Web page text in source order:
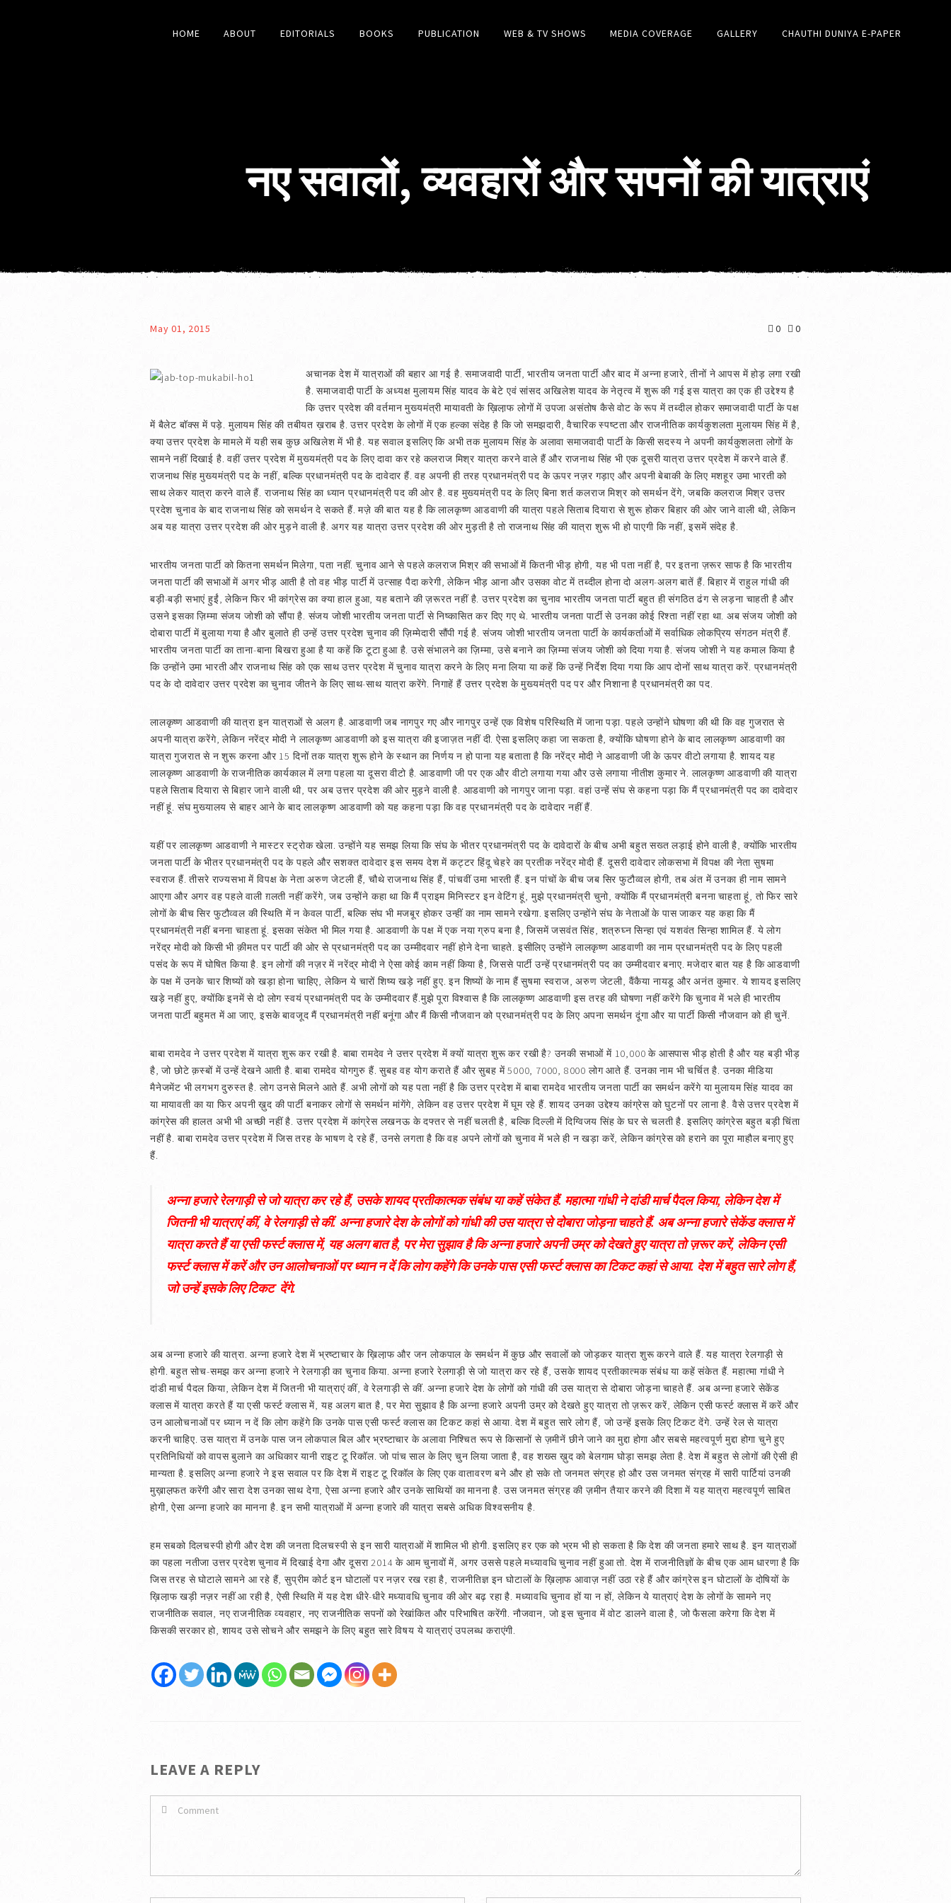
HOME ABOUT EDITORIALS BOOKS PUBLICATION WEB & TV SHOWS MEDIA COVERAGE GALLERY CHAUTHI DUNIYA E-PAPER
नए सवालों, व्यवहारों और सपनों की यात्राएं
May 01, 2015 0 0
अचानक देश में यात्राओं की बहार आ गई है. समाजवादी पार्टी, भारतीय जनता पार्टी और बाद में अन्ना हजारे, तीनों ने आपस में होड़ लगा रखी
है. समाजवादी पार्टी के अध्यक्ष मुलायम सिंह यादव के बेटे एवं सांसद अखिलेश यादव के नेतृत्व में शुरू की गई इस यात्रा का एक ही उद्देश्य है
कि उत्तर प्रदेश की वर्तमान मुख्यमंत्री मायावती के ख़िला़फ लोगों में उपजा असंतोष कैसे वोट के रूप में तब्दील होकर समाजवादी पार्टी के पक्ष
में बैलेट बॉक्स में पड़े. मुलायम सिंह की तबीयत ख़राब है. उत्तर प्रदेश के लोगों में एक हल्का संदेह है कि जो समझदारी, वैचारिक स्पष्टता और राजनीतिक कार्यकुशलता मुलायम सिंह में है,
क्या उत्तर प्रदेश के मामले में यही सब कुछ अखिलेश में भी है. यह सवाल इसलिए कि अभी तक मुलायम सिंह के अलावा समाजवादी पार्टी के किसी सदस्य ने अपनी कार्यकुशलता लोगों के
सामने नहीं दिखाई है. वहीं उत्तर प्रदेश में मुख्यमंत्री पद के लिए दावा कर रहे कलराज मिश्र यात्रा करने वाले हैं और राजनाथ सिंह भी एक दूसरी यात्रा उत्तर प्रदेश में करने वाले हैं.
राजनाथ सिंह मुख्यमंत्री पद के नहीं, बल्कि प्रधानमंत्री पद के दावेदार हैं. वह अपनी ही तरह प्रधानमंत्री पद के ऊपर नज़र गड़ाए और अपनी बेबाकी के लिए मशहूर उमा भारती को
साथ लेकर यात्रा करने वाले हैं. राजनाथ सिंह का ध्यान प्रधानमंत्री पद की ओर है. वह मुख्यमंत्री पद के लिए बिना शर्त कलराज मिश्र को समर्थन देंगे, जबकि कलराज मिश्र उत्तर
प्रदेश चुनाव के बाद राजनाथ सिंह को समर्थन दे सकते हैं. मज़े की बात यह है कि लालकृष्ण आडवाणी की यात्रा पहले सिताब दियारा से शुरू होकर बिहार की ओर जाने वाली थी, लेकिन
अब यह यात्रा उत्तर प्रदेश की ओर मुड़ने वाली है. अगर यह यात्रा उत्तर प्रदेश की ओर मुड़ती है तो राजनाथ सिंह की यात्रा शुरू भी हो पाएगी कि नहीं, इसमें संदेह है.
भारतीय जनता पार्टी को कितना समर्थन मिलेगा, पता नहीं. चुनाव आने से पहले कलराज मिश्र की सभाओं में कितनी भीड़ होगी, यह भी पता नहीं है, पर इतना ज़रूर साफ है कि भारतीय
जनता पार्टी की सभाओं में अगर भीड़ आती है तो वह भीड़ पार्टी में उत्साह पैदा करेगी, लेकिन भीड़ आना और उसका वोट में तब्दील होना दो अलग-अलग बातें हैं. बिहार में राहुल गांधी की
बड़ी-बड़ी सभाएं हुईं, लेकिन फिर भी कांग्रेस का क्या हाल हुआ, यह बताने की ज़रूरत नहीं है. उत्तर प्रदेश का चुनाव भारतीय जनता पार्टी बहुत ही संगठित ढंग से लड़ना चाहती है और
उसने इसका ज़िम्मा संजय जोशी को सौंपा है. संजय जोशी भारतीय जनता पार्टी से निष्कासित कर दिए गए थे. भारतीय जनता पार्टी से उनका कोई रिश्ता नहीं रहा था. अब संजय जोशी को
दोबारा पार्टी में बुलाया गया है और बुलाते ही उन्हें उत्तर प्रदेश चुनाव की ज़िम्मेदारी सौंपी गई है. संजय जोशी भारतीय जनता पार्टी के कार्यकर्ताओं में सर्वाधिक लोकप्रिय संगठन मंत्री हैं.
भारतीय जनता पार्टी का ताना-बाना बिखरा हुआ है या कहें कि टूटा हुआ है. उसे संभालने का ज़िम्मा, उसे बनाने का ज़िम्मा संजय जोशी को दिया गया है. संजय जोशी ने यह कमाल किया है
कि उन्होंने उमा भारती और राजनाथ सिंह को एक साथ उत्तर प्रदेश में चुनाव यात्रा करने के लिए मना लिया या कहें कि उन्हें निर्देश दिया गया कि आप दोनों साथ यात्रा करें. प्रधानमंत्री
पद के दो दावेदार उत्तर प्रदेश का चुनाव जीतने के लिए साथ-साथ यात्रा करेंगे. निगाहें हैं उत्तर प्रदेश के मुख्यमंत्री पद पर और निशाना है प्रधानमंत्री का पद.
लालकृष्ण आडवाणी की यात्रा इन यात्राओं से अलग है. आडवाणी जब नागपुर गए और नागपुर उन्हें एक विशेष परिस्थिति में जाना पड़ा. पहले उन्होंने घोषणा की थी कि वह गुजरात से
अपनी यात्रा करेंगे, लेकिन नरेंद्र मोदी ने लालकृष्ण आडवाणी को इस यात्रा की इजाज़त नहीं दी. ऐसा इसलिए कहा जा सकता है, क्योंकि घोषणा होने के बाद लालकृष्ण आडवाणी का
यात्रा गुजरात से न शुरू करना और 15 दिनों तक यात्रा शुरू होने के स्थान का निर्णय न हो पाना यह बताता है कि नरेंद्र मोदी ने आडवाणी जी के ऊपर वीटो लगाया है. शायद यह
लालकृष्ण आडवाणी के राजनीतिक कार्यकाल में लगा पहला या दूसरा वीटो है. आडवाणी जी पर एक और वीटो लगाया गया और उसे लगाया नीतीश कुमार ने. लालकृष्ण आडवाणी की यात्रा
पहले सिताब दियारा से बिहार जाने वाली थी, पर अब उत्तर प्रदेश की ओर मुड़ने वाली है. आडवाणी को नागपुर जाना पड़ा. वहां उन्हें संघ से कहना पड़ा कि मैं प्रधानमंत्री पद का दावेदार
नहीं हूं. संघ मुख्यालय से बाहर आने के बाद लालकृष्ण आडवाणी को यह कहना पड़ा कि वह प्रधानमंत्री पद के दावेदार नहीं हैं.
यहीं पर लालकृष्ण आडवाणी ने मास्टर स्ट्रोक खेला. उन्होंने यह समझ लिया कि संघ के भीतर प्रधानमंत्री पद के दावेदारों के बीच अभी बहुत सख्त लड़ाई होने वाली है, क्योंकि भारतीय
जनता पार्टी के भीतर प्रधानमंत्री पद के पहले और सशक्त दावेदार इस समय देश में कट्टर हिंदू चेहरे का प्रतीक नरेंद्र मोदी हैं. दूसरी दावेदार लोकसभा में विपक्ष की नेता सुषमा
स्वराज हैं. तीसरे राज्यसभा में विपक्ष के नेता अरुण जेटली हैं, चौथे राजनाथ सिंह हैं, पांचवीं उमा भारती हैं. इन पांचों के बीच जब सिर फुटौव्वल होगी, तब अंत में उनका ही नाम सामने
आएगा और अगर वह पहले वाली ग़लती नहीं करेंगे, जब उन्होंने कहा था कि मैं प्राइम मिनिस्टर इन वेटिंग हूं, मुझे प्रधानमंत्री चुनो, क्योंकि मैं प्रधानमंत्री बनना चाहता हूं, तो फिर सारे
लोगों के बीच सिर फुटौव्वल की स्थिति में न केवल पार्टी, बल्कि संघ भी मजबूर होकर उन्हीं का नाम सामने रखेगा. इसलिए उन्होंने संघ के नेताओं के पास जाकर यह कहा कि मैं
प्रधानमंत्री नहीं बनना चाहता हूं. इसका संकेत भी मिल गया है. आडवाणी के पक्ष में एक नया ग्रुप बना है, जिसमें जसवंत सिंह, शत्रुघ्न सिन्हा एवं यशवंत सिन्हा शामिल हैं. ये लोग
नरेंद्र मोदी को किसी भी क़ीमत पर पार्टी की ओर से प्रधानमंत्री पद का उम्मीदवार नहीं होने देना चाहते. इसीलिए उन्होंने लालकृष्ण आडवाणी का नाम प्रधानमंत्री पद के लिए पहली
पसंद के रूप में घोषित किया है. इन लोगों की नज़र में नरेंद्र मोदी ने ऐसा कोई काम नहीं किया है, जिससे पार्टी उन्हें प्रधानमंत्री पद का उम्मीदवार बनाए. मजेदार बात यह है कि आडवाणी
के पक्ष में उनके चार शिष्यों को खड़ा होना चाहिए, लेकिन ये चारों शिष्य खड़े नहीं हुए. इन शिष्यों के नाम हैं सुषमा स्वराज, अरुण जेटली, वैंकैया नायडू और अनंत कुमार. ये शायद इसलिए
खड़े नहीं हुए, क्योंकि इनमें से दो लोग स्वयं प्रधानमंत्री पद के उम्मीदवार हैं.मुझे पूरा विश्वास है कि लालकृष्ण आडवाणी इस तरह की घोषणा नहीं करेंगे कि चुनाव में भले ही भारतीय
जनता पार्टी बहुमत में आ जाए, इसके बावजूद मैं प्रधानमंत्री नहीं बनूंगा और मैं किसी नौजवान को प्रधानमंत्री पद के लिए अपना समर्थन दूंगा और या पार्टी किसी नौजवान को ही चुनें.
बाबा रामदेव ने उत्तर प्रदेश में यात्रा शुरू कर रखी है. बाबा रामदेव ने उत्तर प्रदेश में क्यों यात्रा शुरू कर रखी है? उनकी सभाओं में 10,000 के आसपास भीड़ होती है और यह बड़ी भीड़
है, जो छोटे क़स्बों में उन्हें देखने आती है. बाबा रामदेव योगगुरु हैं. सुबह वह योग कराते हैं और सुबह में 5000, 7000, 8000 लोग आते हैं. उनका नाम भी चर्चित है. उनका मीडिया
मैनेजमेंट भी लगभग दुरुस्त है. लोग उनसे मिलने आते हैं. अभी लोगों को यह पता नहीं है कि उत्तर प्रदेश में बाबा रामदेव भारतीय जनता पार्टी का समर्थन करेंगे या मुलायम सिंह यादव का
या मायावती का या फिर अपनी ख़ुद की पार्टी बनाकर लोगों से समर्थन मांगेंगे, लेकिन वह उत्तर प्रदेश में घूम रहे हैं. शायद उनका उद्देश्य कांग्रेस को घुटनों पर लाना है. वैसे उत्तर प्रदेश में
कांग्रेस की हालत अभी भी अच्छी नहीं है. उत्तर प्रदेश में कांग्रेस लखनऊ के दफ्तर से नहीं चलती है, बल्कि दिल्ली में दिग्विजय सिंह के घर से चलती है. इसलिए कांग्रेस बहुत बड़ी चिंता
नहीं है. बाबा रामदेव उत्तर प्रदेश में जिस तरह के भाषण दे रहे हैं, उनसे लगता है कि वह अपने लोगों को चुनाव में भले ही न खड़ा करें, लेकिन कांग्रेस को हराने का पूरा माहौल बनाए हुए
हैं.
अन्ना हजारे रेलगाड़ी से जो यात्रा कर रहे हैं, उसके शायद प्रतीकात्मक संबंध या कहें संकेत हैं. महात्मा गांधी ने दांडी मार्च पैदल किया, लेकिन देश में
जितनी भी यात्राएं कीं, वे रेलगाड़ी से कीं. अन्ना हजारे देश के लोगों को गांधी की उस यात्रा से दोबारा जोड़ना चाहते हैं. अब अन्ना हजारे सेकेंड क्लास में
यात्रा करते हैं या एसी फर्स्ट क्लास में, यह अलग बात है, पर मेरा सुझाव है कि अन्ना हजारे अपनी उम्र को देखते हुए यात्रा तो ज़रूर करें, लेकिन एसी
फर्स्ट क्लास में करें और उन आलोचनाओं पर ध्यान न दें कि लोग कहेंगे कि उनके पास एसी फर्स्ट क्लास का टिकट कहां से आया. देश में बहुत सारे लोग हैं,
जो उन्हें इसके लिए टिकट देंगे.
अब अन्ना हजारे की यात्रा. अन्ना हजारे देश में भ्रष्टाचार के ख़िला़फ और जन लोकपाल के समर्थन में कुछ और सवालों को जोड़कर यात्रा शुरू करने वाले हैं. यह यात्रा रेलगाड़ी से
होगी. बहुत सोच-समझ कर अन्ना हजारे ने रेलगाड़ी का चुनाव किया. अन्ना हजारे रेलगाड़ी से जो यात्रा कर रहे हैं, उसके शायद प्रतीकात्मक संबंध या कहें संकेत हैं. महात्मा गांधी ने
दांडी मार्च पैदल किया, लेकिन देश में जितनी भी यात्राएं कीं, वे रेलगाड़ी से कीं. अन्ना हजारे देश के लोगों को गांधी की उस यात्रा से दोबारा जोड़ना चाहते हैं. अब अन्ना हजारे सेकेंड
क्लास में यात्रा करते हैं या एसी फर्स्ट क्लास में, यह अलग बात है, पर मेरा सुझाव है कि अन्ना हजारे अपनी उम्र को देखते हुए यात्रा तो ज़रूर करें, लेकिन एसी फर्स्ट क्लास में करें और
उन आलोचनाओं पर ध्यान न दें कि लोग कहेंगे कि उनके पास एसी फर्स्ट क्लास का टिकट कहां से आया. देश में बहुत सारे लोग हैं, जो उन्हें इसके लिए टिकट देंगे. उन्हें रेल से यात्रा
करनी चाहिए. उस यात्रा में उनके पास जन लोकपाल बिल और भ्रष्टाचार के अलावा निश्चित रूप से किसानों से ज़मीनें छीने जाने का मुद्दा होगा और सबसे महत्वपूर्ण मुद्दा होगा चुने हुए
प्रतिनिधियों को वापस बुलाने का अधिकार यानी राइट टू रिकॉल. जो पांच साल के लिए चुन लिया जाता है, वह शख्स ख़ुद को बेलगाम घोड़ा समझ लेता है. देश में बहुत से लोगों की ऐसी ही
मान्यता है. इसलिए अन्ना हजारे ने इस सवाल पर कि देश में राइट टू रिकॉल के लिए एक वातावरण बने और हो सके तो जनमत संग्रह हो और उस जनमत संग्रह में सारी पार्टियां उनकी
मुख़ाल़फत करेंगी और सारा देश उनका साथ देगा, ऐसा अन्ना हजारे और उनके साथियों का मानना है. उस जनमत संग्रह की ज़मीन तैयार करने की दिशा में यह यात्रा महत्वपूर्ण साबित
होगी, ऐसा अन्ना हजारे का मानना है. इन सभी यात्राओं में अन्ना हजारे की यात्रा सबसे अधिक विश्वसनीय है.
हम सबको दिलचस्पी होगी और देश की जनता दिलचस्पी से इन सारी यात्राओं में शामिल भी होगी. इसलिए हर एक को भ्रम भी हो सकता है कि देश की जनता हमारे साथ है. इन यात्राओं
का पहला नतीजा उत्तर प्रदेश चुनाव में दिखाई देगा और दूसरा 2014 के आम चुनावों में, अगर उससे पहले मध्यावधि चुनाव नहीं हुआ तो. देश में राजनीतिज्ञों के बीच एक आम धारणा है कि
जिस तरह से घोटाले सामने आ रहे हैं, सुप्रीम कोर्ट इन घोटालों पर नज़र रख रहा है, राजनीतिज्ञ इन घोटालों के ख़िला़फ आवाज़ नहीं उठा रहे हैं और कांग्रेस इन घोटालों के दोषियों के
ख़िला़फ खड़ी नज़र नहीं आ रही है, ऐसी स्थिति में यह देश धीरे-धीरे मध्यावधि चुनाव की ओर बढ़ रहा है. मध्यावधि चुनाव हों या न हों, लेकिन ये यात्राएं देश के लोगों के सामने नए
राजनीतिक सवाल, नए राजनीतिक व्यवहार, नए राजनीतिक सपनों को रेखांकित और परिभाषित करेंगी. नौजवान, जो इस चुनाव में वोट डालने वाला है, जो फैसला करेगा कि देश में
किसकी सरकार हो, शायद उसे सोचने और समझने के लिए बहुत सारे विषय ये यात्राएं उपलब्ध कराएंगी.
LEAVE A REPLY